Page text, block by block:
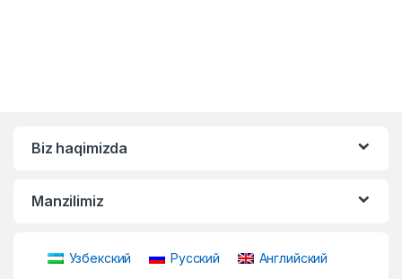
Biz haqimizda
Manzilimiz
Узбекский Русский Английский